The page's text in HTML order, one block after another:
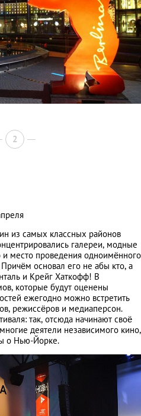
2
из самых классных районов
галереи, модные
место проведения одноимённого
основал его не абы кто, а
и Крейг Хаткофф! В
которые будут оценены
ежегодно можно встретить
режиссёров и медиаперсон.
так, отсюда начинают своё
деятели независимого кино,
о Нью-Йорке.